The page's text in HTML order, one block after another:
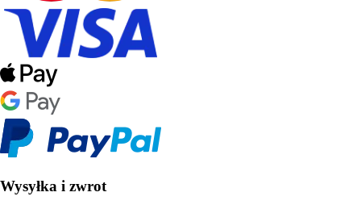
Wysyłka i zwrot